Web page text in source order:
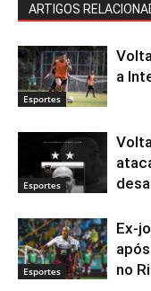
ARTIGOS
Esportes
a
Esportes
Esportes
Ex-
no